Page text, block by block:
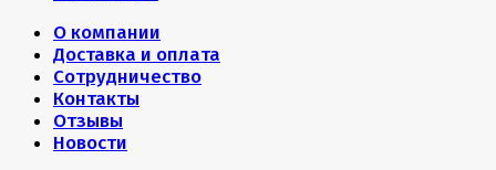
О компании
Доставка и оплата
Сотрудничество
Контакты
Отзывы
Новости